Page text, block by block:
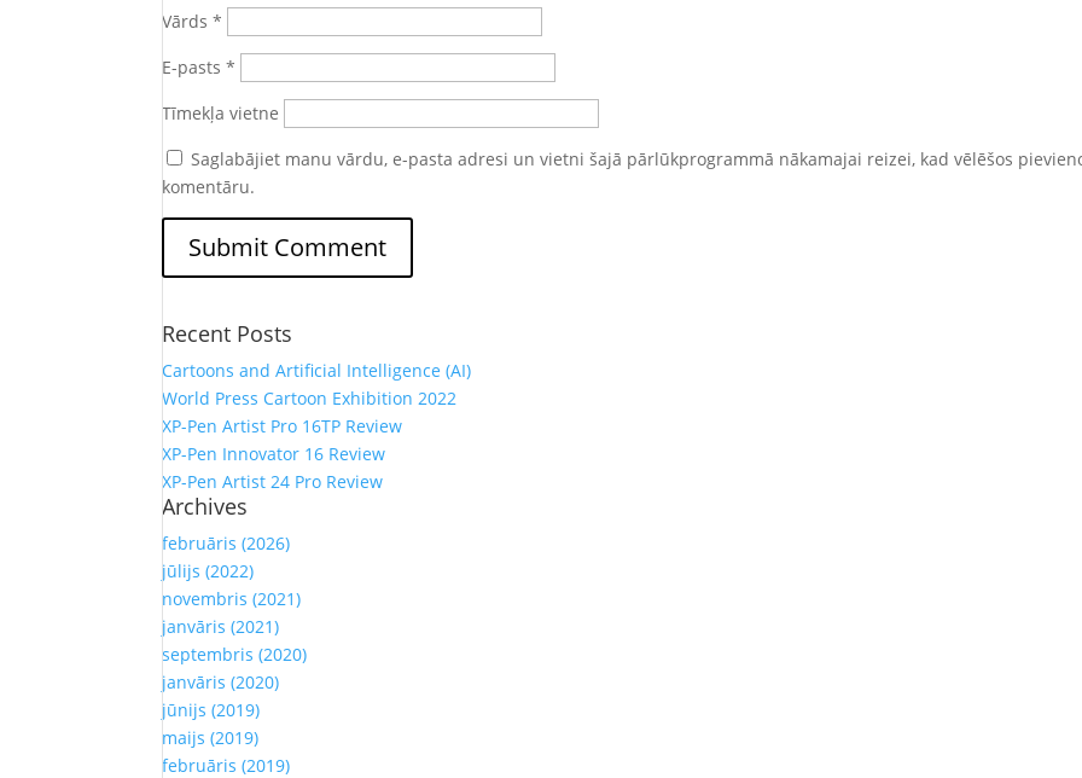
Vārds*
E-pasts*
Tīmekļa vietne
Saglabājiet manu vārdu, e-pasta adresi un vietni šajā pārlūkprogrammā nākamajai reizei, kad vēlēšos
komentāru.
Recent Posts
Cartoons and Artificial Intelligence (AI)
World Press Cartoon Exhibition 2022
XP-Pen Artist Pro 16TP Review
XP-Pen Innovator 16 Review
XP-Pen Artist 24 Pro Review
Archives
februāris (2026)
jūlijs (2022)
novembris (2021)
janvāris (2021)
septembris (2020)
janvāris (2020)
jūnijs (2019)
maijs (2019)
februāris (2019)